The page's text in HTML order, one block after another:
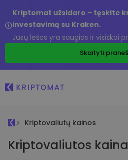
Kriptomat užsidaro – tęskite
investavimą su Kraken.
Jūsų lėšos yra saugios ir visiškai
Skaityti
Kriptovaliutų kainos
Kriptovaliutos